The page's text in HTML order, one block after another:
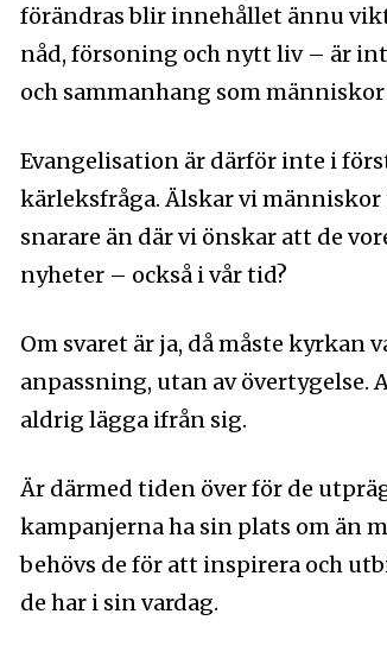
förändras blir innehållet ännu
nåd, försoning och nytt liv – är
och sammanhang som
Evangelisation är därför inte i
kärleksfråga. Älskar vi
snarare än där vi önskar att de
nyheter – också i vår tid?
Om svaret är ja, då måste kyrkan
anpassning, utan av övertygelse.
aldrig lägga ifrån sig.
Är därmed tiden över för de
kampanjerna ha sin plats om än
behövs de för att inspirera och
de har i sin vardag.